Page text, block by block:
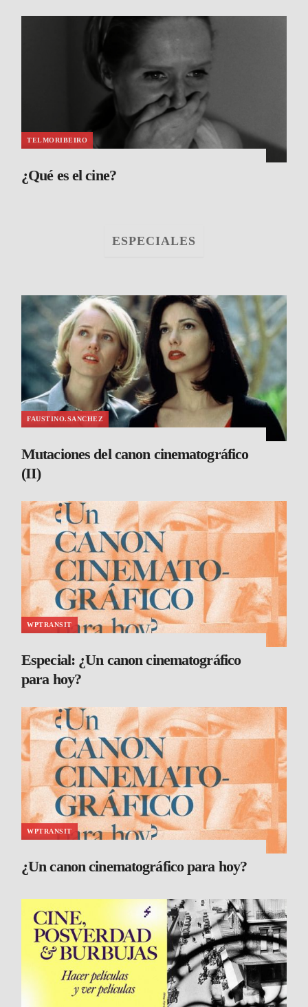
TELMORIBEIRO
¿Qué es el cine?
ESPECIALES
FAUSTINO.SANCHEZ
Mutaciones del canon cinematográfico
(II)
WPTRANSIT
Especial: ¿Un canon cinematográfico
para hoy?
WPTRANSIT
¿Un canon cinematográfico para hoy?